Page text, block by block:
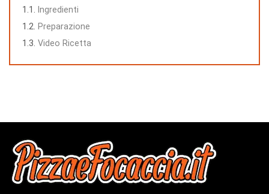
Ingredienti
Preparazione
Video Ricetta